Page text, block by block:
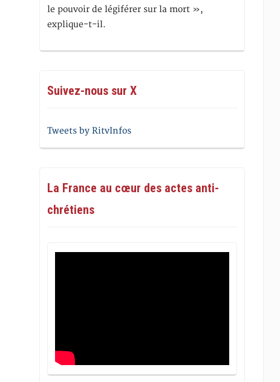
le pouvoir de légiférer sur la mort »,
explique-t-il.
Suivez-nous sur X
Tweets by RitvInfos
La France au cœur des actes anti-
chrétiens